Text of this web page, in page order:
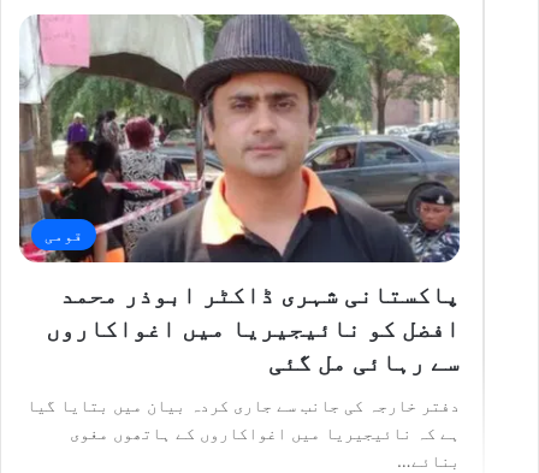
قومی
پاکستانی شہری ڈاکٹر ابوذر محمد
افضل کو نائیجیریا میں اغواکاروں
سے رہائی مل گئی
دفتر خارجہ کی جانب سے جاری کردہ بیان میں بتایا گیا
ہے کہ نائیجیریا میں اغواکاروں کے ہاتھوں مغوی
بنائے…